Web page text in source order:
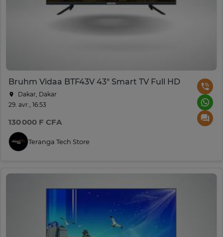
Bruhm Vidaa BTF43V 43" Smart TV Full HD
Dakar, Dakar
29. avr., 16:53
130 000 F CFA
Teranga Tech Store